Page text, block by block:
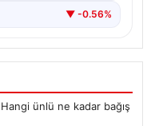
▼ -0.56%
ünlü ne kadar bağış